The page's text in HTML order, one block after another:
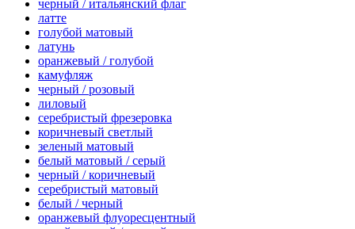
черный / итальянский флаг
латте
голубой матовый
латунь
оранжевый / голубой
камуфляж
черный / розовый
лиловый
серебристый фрезеровка
коричневый светлый
зеленый матовый
белый матовый / серый
черный / коричневый
серебристый матовый
белый / черный
оранжевый флуоресцентный